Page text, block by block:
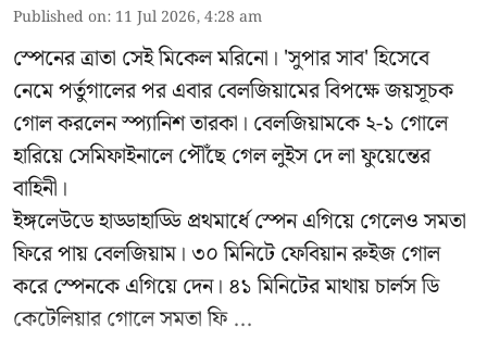
Published on: 11 Jul 2026, 4:28 am
স্পেনের ত্রাতা সেই মিকেল মরিনো। 'সুপার সাব' হিসেবে
নেমে পর্তুগালের পর এবার বেলজিয়ামের বিপক্ষে জয়সূচক
গোল করলেন স্প্যানিশ তারকা। বেলজিয়ামকে ২-১ গোলে
হারিয়ে সেমিফাইনালে পৌঁছে গেল লুইস দে লা ফুয়েন্তের
বাহিনী।
ইঙ্গলেউডে হাড্ডাহাড্ডি প্রথমার্ধে স্পেন এগিয়ে গেলেও সমতা
ফিরে পায় বেলজিয়াম। ৩০ মিনিটে ফেবিয়ান রুইজ গোল
করে স্পেনকে এগিয়ে দেন। ৪১ মিনিটের মাথায় চার্লস ডি
কেটেলিয়ার গোলে সমতা ফি ...